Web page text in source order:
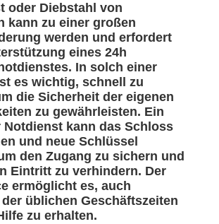
oder Diebstahl von
kann zu einer großen
werden und erfordert
eines 24h
In solch einer
es wichtig, schnell zu
die Sicherheit der eigenen
zu gewährleisten. Ein
Notdienst kann das Schloss
und neue Schlüssel
den Zugang zu sichern und
Eintritt zu verhindern. Der
ermöglicht es, auch
üblichen Geschäftszeiten
zu erhalten.